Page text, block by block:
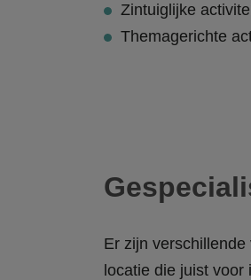
Zintuiglijke
Themagerichte
Er zijn
locatie die juist